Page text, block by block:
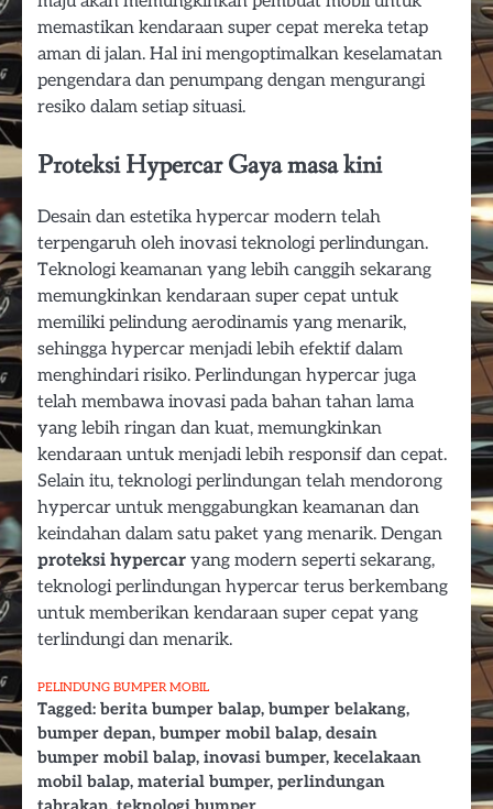
memastikan kendaraan super cepat mereka tetap
aman di jalan. Hal ini mengoptimalkan keselamatan
pengendara dan penumpang dengan mengurangi
resiko dalam setiap situasi.
Proteksi Hypercar Gaya masa kini
Desain dan estetika hypercar modern telah
terpengaruh oleh inovasi teknologi perlindungan.
Teknologi keamanan yang lebih canggih sekarang
memungkinkan kendaraan super cepat untuk
memiliki pelindung aerodinamis yang menarik,
sehingga hypercar menjadi lebih efektif dalam
menghindari risiko. Perlindungan hypercar juga
telah membawa inovasi pada bahan tahan lama
yang lebih ringan dan kuat, memungkinkan
kendaraan untuk menjadi lebih responsif dan cepat.
Selain itu, teknologi perlindungan telah mendorong
hypercar untuk menggabungkan keamanan dan
keindahan dalam satu paket yang menarik. Dengan
proteksi hypercar yang modern seperti sekarang,
teknologi perlindungan hypercar terus berkembang
untuk memberikan kendaraan super cepat yang
terlindungi dan menarik.
PELINDUNG BUMPER MOBIL
Tagged: berita bumper balap, bumper belakang,
bumper depan, bumper mobil balap, desain
bumper mobil balap, inovasi bumper, kecelakaan
mobil balap, material bumper, perlindungan